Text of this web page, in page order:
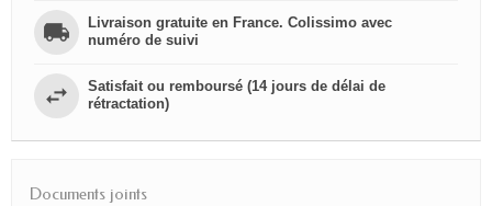
Livraison gratuite en France. Colissimo avec
numéro de suivi
Satisfait ou remboursé (14 jours de délai de
rétractation)
Documents joints